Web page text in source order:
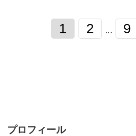
1 2 … 9
プロフィール